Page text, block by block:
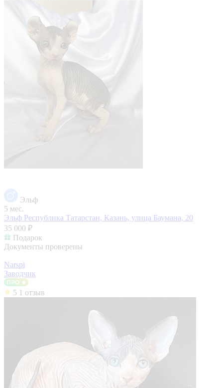
Эльф
5 мес.
Эльф Республика Татарстан, Казань, улица Баумана, 20
35 000 ₽
Подарок
Документы проверены
Narspi
Заводчик
5 1 отзыв